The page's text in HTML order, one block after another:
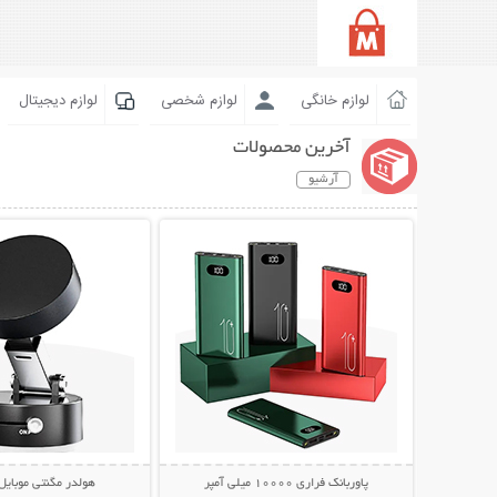
لوازم خانگی لوازم شخصی لوازم دیجیتال
آخرین محصولات
آرشیو
پاوربانک فراری 10000 میلی آمپر هولدر مگنتی